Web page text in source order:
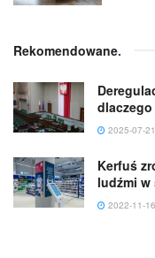
Rekomendowane.
2025-07-21
Kerfuś
ludźmi
2022-11-16